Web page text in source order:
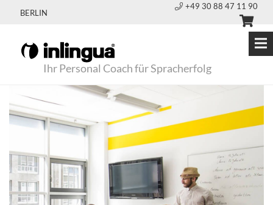
BERLIN
+49 30 88 47 11 90
Ihr Personal Coach für Spracherfolg